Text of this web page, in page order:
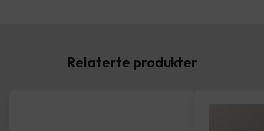
Relaterte produkter